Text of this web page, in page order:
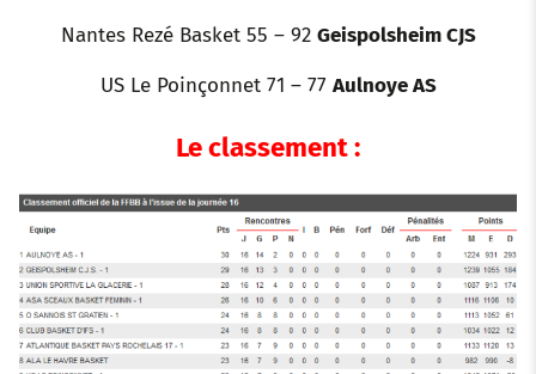
Nantes Rezé Basket 55 – 92 Geispolsheim CJS
US Le Poinçonnet 71 – 77 Aulnoye AS
Le classement :